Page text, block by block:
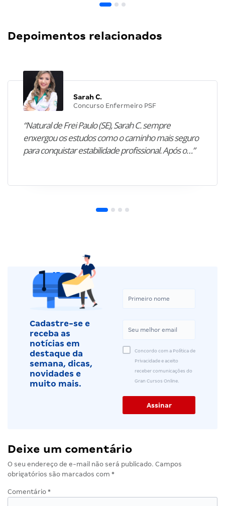
Depoimentos relacionados
Sarah C.
Concurso Enfermeiro PSF
“Natural de Frei Paulo (SE), Sarah C. sempre
enxergou os estudos como o caminho mais seguro
para conquistar estabilidade profissional. Após o…”
Cadastre-se e
receba as
notícias em
destaque da
semana, dicas,
novidades e
muito mais.
Concordo com a Política de
Privacidade e aceito
receber comunicações do
Gran Cursos Online.
Deixe um comentário
O seu endereço de e-mail não será publicado. Campos
obrigatórios são marcados com *
Comentário *